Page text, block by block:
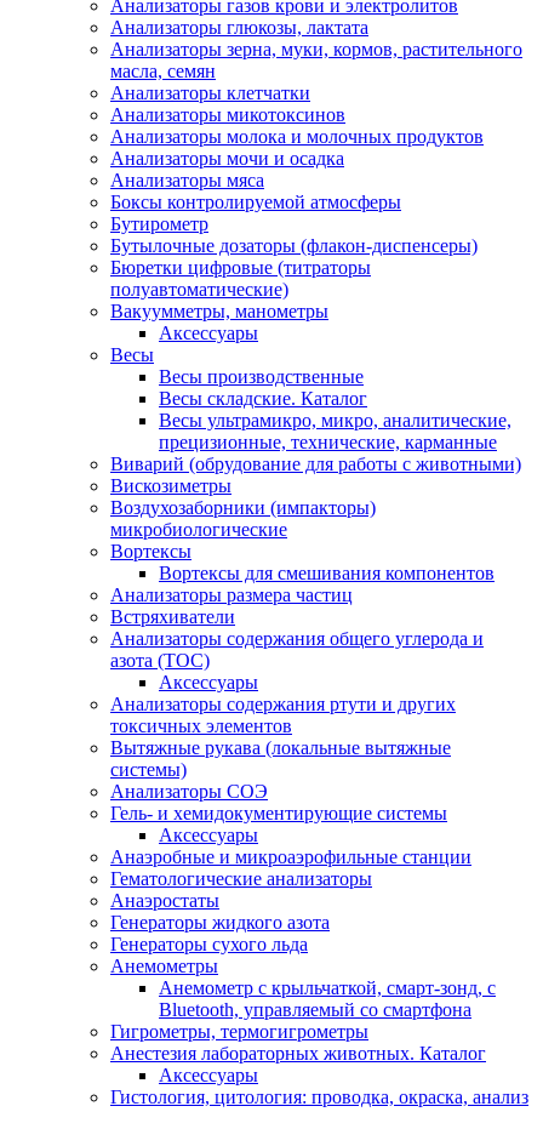
Анализаторы газов крови и электролитов
Анализаторы глюкозы, лактата
Анализаторы зерна, муки, кормов, растительного
масла, семян
Анализаторы клетчатки
Анализаторы микотоксинов
Анализаторы молока и молочных продуктов
Анализаторы мочи и осадка
Анализаторы мяса
Боксы контролируемой атмосферы
Бутирометр
Бутылочные дозаторы (флакон-диспенсеры)
Бюретки цифровые (титраторы
полуавтоматические)
Вакуумметры, манометры
Аксессуары
Весы
Весы производственные
Весы складские. Каталог
Весы ультрамикро, микро, аналитические,
прецизионные, технические, карманные
Виварий (обрудование для работы с животными)
Вискозиметры
Воздухозаборники (импакторы)
микробиологические
Вортексы
Вортексы для смешивания компонентов
Анализаторы размера частиц
Встряхиватели
Анализаторы содержания общего углерода и
азота (ТОС)
Аксессуары
Анализаторы содержания ртути и других
токсичных элементов
Вытяжные рукава (локальные вытяжные
системы)
Анализаторы СОЭ
Гель- и хемидокументирующие системы
Аксессуары
Анаэробные и микроаэрофильные станции
Гематологические анализаторы
Анаэростаты
Генераторы жидкого азота
Генераторы сухого льда
Анемометры
Анемометр с крыльчаткой, смарт-зонд, с
Bluetooth, управляемый со смартфона
Гигрометры, термогигрометры
Анестезия лабораторных животных. Каталог
Аксессуары
Гистология, цитология: проводка, окраска, анализ